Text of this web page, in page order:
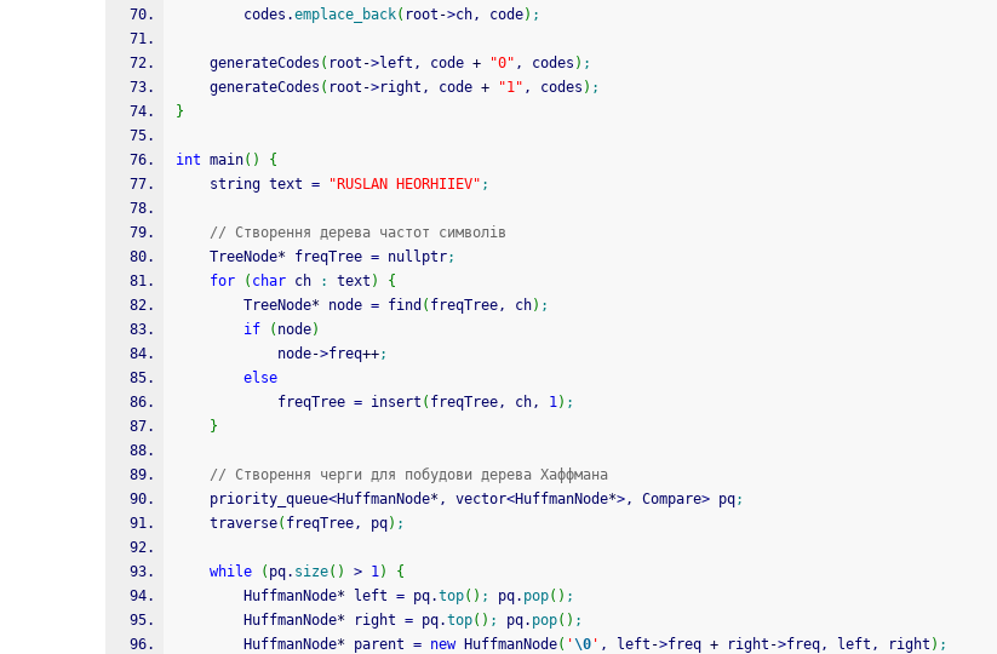
        codes.
emplace_back( root ->ch, code) ;
    generateCodes
( root ->left, code + "0" , codes ) ;
    generateCodes
( root ->right, code + "1" , codes ) ;
}
int main( )
{
    string text
= "RUSLAN HEORHIIEV" ;
// Створення дерева частот символів
    TreeNode
* freqTree = nullptr;
for
( char ch : text )
{
        TreeNode
* node = find ( freqTree, ch) ;
if
( node)
            node
->freq++;
else
            freqTree
= insert ( freqTree, ch, 1) ;
}
// Створення черги для побудови дерева Хаффмана
    priority_queue
<HuffmanNode* , vector<HuffmanNode*>, Compare> pq;
    traverse
( freqTree, pq) ;
while ( pq. size( ) > 1)
{
        HuffmanNode
* left = pq.top( ) ; pq. pop( ) ;
        HuffmanNode
* right = pq.top( ) ; pq. pop( ) ;
        HuffmanNode
* parent = new HuffmanNode( '\0 ' , left ->freq + right ->freq, left, right ) ;